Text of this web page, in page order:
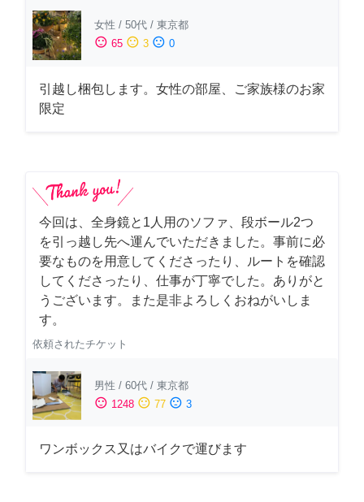
女性 / 50代 / 東京都
sentiment_satisfied 65 sentiment_neutral 3 sentiment_dissatisfied 0
引越し梱包します。女性の部屋、ご家族様のお家
限定
今回は、全身鏡と1人用のソファ、段ボール2つ
を引っ越し先へ運んでいただきました。事前に必
要なものを用意してくださったり、ルートを確認
してくださったり、仕事が丁寧でした。ありがと
うございます。また是非よろしくおねがいしま
す。
依頼されたチケット
男性 / 60代 / 東京都
sentiment_satisfied 1248 sentiment_neutral 77 sentiment_dissatisfied 3
ワンボックス又はバイクで運びます